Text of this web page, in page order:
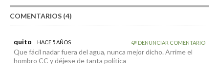
COMENTARIOS (4)
quito HACE 5 AÑOS DENUNCIAR COMENTARIO
Que fácil nadar fuera del agua, nunca mejor dicho. Arrime el
hombro CC y déjese de tanta política